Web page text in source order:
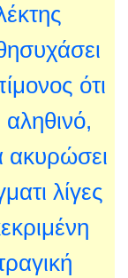
ότι
ακυρώσει
λίγες